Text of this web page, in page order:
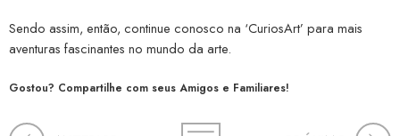
Sendo assim, então, continue conosco na ‘CuriosArt’ para mais
aventuras fascinantes no mundo da arte.
Gostou? Compartilhe com seus Amigos e Familiares!